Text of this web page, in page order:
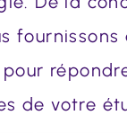
de votre